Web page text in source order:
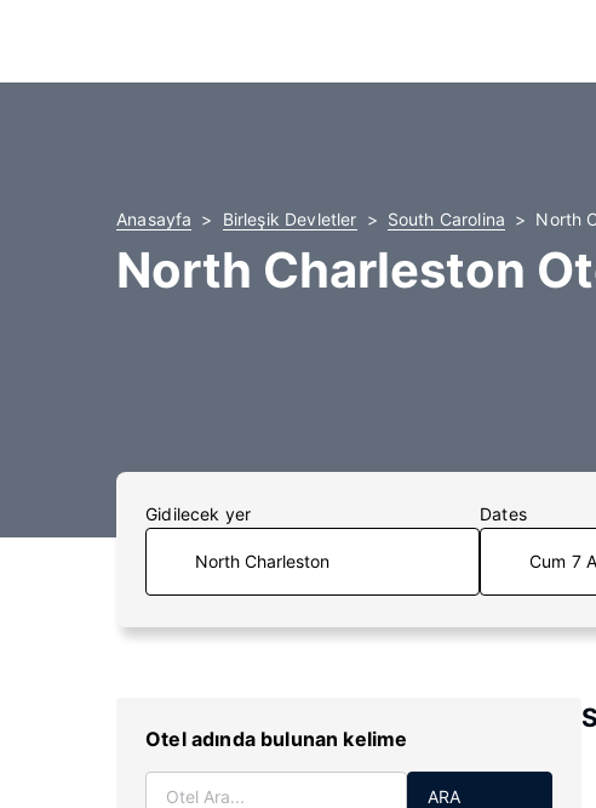
Anasayfa Birleşik Devletler South Carolina North
North Charleston
Gidilecek yer Dates
Cum 7
Otel adında bulunan kelime
ARA